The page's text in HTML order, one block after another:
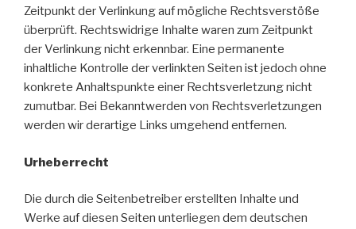
Zeitpunkt der Verlinkung auf mögliche Rechtsverstöße
überprüft. Rechtswidrige Inhalte waren zum Zeitpunkt
der Verlinkung nicht erkennbar. Eine permanente
inhaltliche Kontrolle der verlinkten Seiten ist jedoch ohne
konkrete Anhaltspunkte einer Rechtsverletzung nicht
zumutbar. Bei Bekanntwerden von Rechtsverletzungen
werden wir derartige Links umgehend entfernen.
Urheberrecht
Die durch die Seitenbetreiber erstellten Inhalte und
Werke auf diesen Seiten unterliegen dem deutschen